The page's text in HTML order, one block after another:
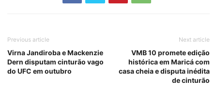
Previous article
Virna Jandiroba e Mackenzie
Dern disputam cinturão vago
do UFC em outubro
Next article
VMB 10 promete edição
histórica em Maricá com
casa cheia e disputa inédita
de cinturão